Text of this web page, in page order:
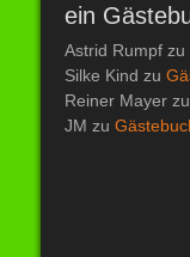
ein
Astrid Rumpf zu
Silke Kind zu
Reiner Mayer zu
JM zu